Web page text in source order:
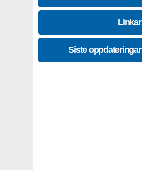
Linkar
Siste oppdateringar